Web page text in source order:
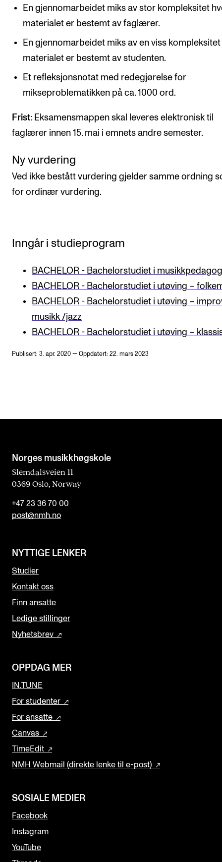
En gjennomarbeidet miks av stor kompleksitet
materialet er bestemt av faglærer.
En gjennomarbeidet miks av en viss
materialet er bestemt av studenten.
Et refleksjonsnotat med redegjørelse for
mikseproblematikken på ca. 1000 ord.
Frist: Eksamensmappen skal leveres elektronisk til
faglærer innen 15. mai i emnets andre semester.
Ny vurdering
Ved ikke bestått vurdering gjelder samme ordning
for ordinær vurdering.
Inngår i studieprogram
BACHELOR - Bachelorstudiet i
BACHELOR - Bachelorstudiet i utøving –
BACHELOR - Bachelorstudiet i utøving –
musikk /jazz
BACHELOR - Bachelorstudiet i utøving –
Publisert: 3. apr. 2020 — Oppdatert: 22. mars 2023
Norges musikk­høgskole
Slemdalsveien 11
0369 Oslo, Norway
+47 23 36 70 00
post@nmh.no
NYTTIGE LENKER
Studier
Kontakt oss
Finn ansatte
Ledige stillinger
Nyhetsbrev
OPPDAG MER
IN.TUNE
For studenter
For ansatte
Canvas
TimeEdit
NMH Webmail (direkte lenke til e-post)
SOSIALE MEDIER
Facebook
Instagram
YouTube